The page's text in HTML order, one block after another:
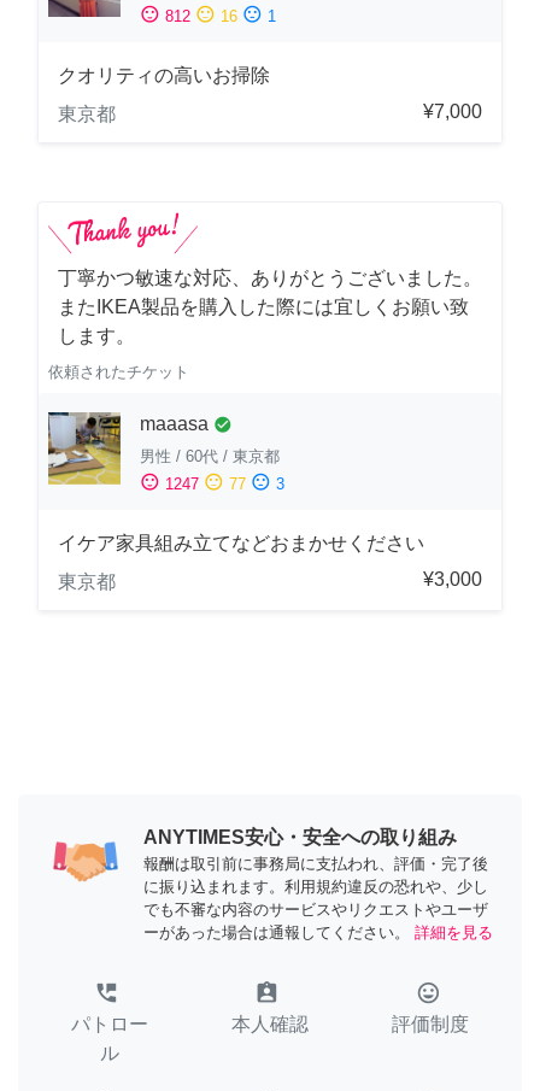
sentiment_satisfied 812 sentiment_neutral 16 sentiment_dissatisfied 1
クオリティの高いお掃除
東京都
¥7,000
丁寧かつ敏速な対応、ありがとうございました。
またIKEA製品を購入した際には宜しくお願い致
します。
依頼されたチケット
maaasa check_circle
男性 / 60代 / 東京都
sentiment_satisfied 1247 sentiment_neutral 77 sentiment_dissatisfied 3
イケア家具組み立てなどおまかせください
東京都
¥3,000
ANYTIMES安心・安全への取り組み
報酬は取引前に事務局に支払われ、評価・完了後
に振り込まれます。利用規約違反の恐れや、少し
でも不審な内容のサービスやリクエストやユーザ
ーがあった場合は通報してください。
詳細を見る
perm_phone_msg
パトロー
ル
assignment_ind
本人確認
tag_faces
評価制度